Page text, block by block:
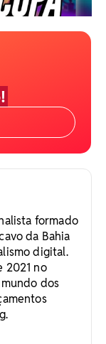
formado
da Bahia
digital.
2021 no
dos